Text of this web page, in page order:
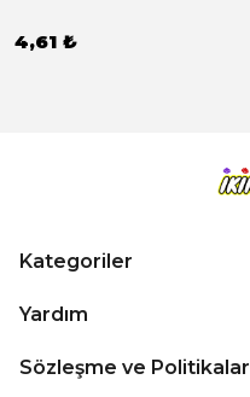
4,61 ₺
Kategoriler
Yardım
Sözleşme ve Politikalar